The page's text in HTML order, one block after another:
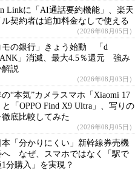
Linkに「AI通話要約機能」、楽天
ル契約者は追加料金なしで使える
（2026年08月05日）
モの銀行」きょう始動 「d
」消滅、最大4.5％還元 強み
解説
（2026年08月03日）
の“本気”カメラスマホ「Xiaomi 17
と「OPPO Find X9 Ultra」、写りの
底比較してみた
（2026年08月05日）
本「分かりにくい」新幹線券売機
へ なぜ、スマホではなく「駅で
分購入」を実現？